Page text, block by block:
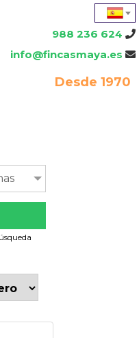
988 236 624
info@fincasmaya.es
Desde 1970